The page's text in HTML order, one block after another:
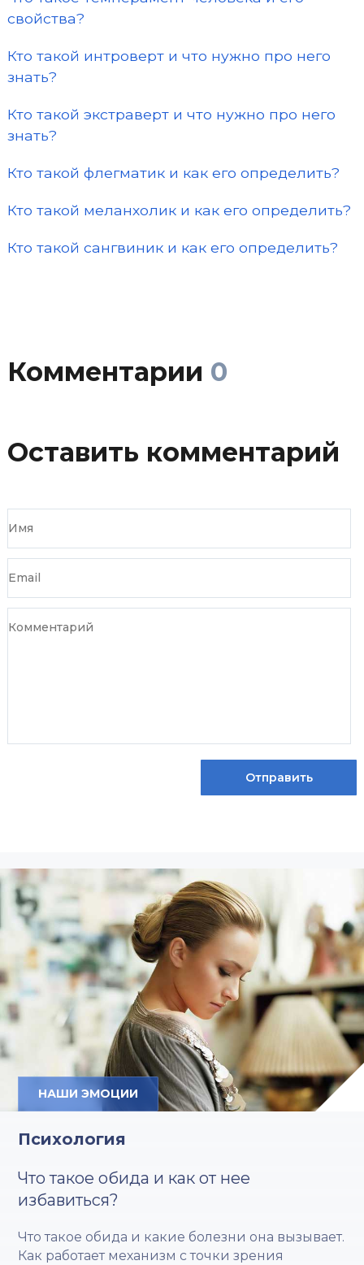
свойства?
Кто такой интроверт и что нужно про него
знать?
Кто такой экстраверт и что нужно про него
знать?
Кто такой флегматик и как его определить?
Кто такой меланхолик и как его определить?
Кто такой сангвиник и как его определить?
Комментарии 0
Оставить комментарий
НАШИ ЭМОЦИИ
Психология
Что такое обида и как от нее
избавиться?
Что такое обида и какие болезни она вызывает.
Как работает механизм с точки зрения